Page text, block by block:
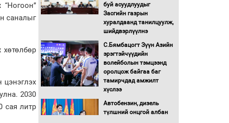
саналыг
хөтөлбөр
цэнэглэх
2030
сая литр
буй асуудлуудыг
Засгийн газрын
хуралдаанд танилцуулж,
шийдвэрлүүлнэ
С.Бямбацогт Зүүн Азийн
эрэгтэйчүүдийн
волейболын тэмцээнд
оролцож байгаа баг
тамирчдад амжилт
хүслээ
Автобензин, дизель
түлшний онцгой албан